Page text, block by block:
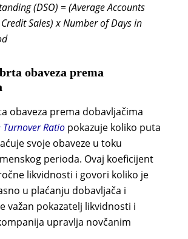
(DSO) = (Average Accounts
Sales) x Number of Daysin
obaveza prema
obaveza prema dobavljačima
Ratiopokazuje koliko puta
svoje obaveze u toku
perioda. Ovaj koeficijent
likvidnosti i govori koliko je
u plaćanju dobavljača i
važan pokazatelj likvidnosti i
upravlja novčanim